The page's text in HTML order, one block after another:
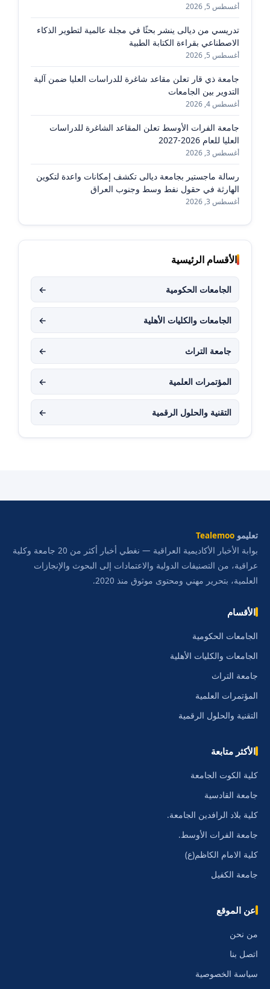
أغسطس 5, 2026
تدريسي من ديالى ينشر بحثًا في مجلة عالمية لتطوير الذكاء
الاصطناعي بقراءة الكتابة الطبية
أغسطس 5, 2026
جامعة ذي قار تعلن مقاعد شاغرة للدراسات العليا ضمن آلية
التدوير بين الجامعات
أغسطس 4, 2026
جامعة الفرات الأوسط تعلن المقاعد الشاغرة للدراسات
العليا للعام 2026-2027
أغسطس 3, 2026
رسالة ماجستير بجامعة ديالى تكشف إمكانات واعدة لتكوين
الهارثة في حقول نفط وسط وجنوب العراق
أغسطس 3, 2026
الأقسام الرئيسية
الجامعات الحكومية ←
الجامعات والكليات الأهلية ←
جامعة التراث ←
المؤتمرات العلمية ←
التقنية والحلول الرقمية ←
تعليمو Tealemoo
بوابة الأخبار الأكاديمية العراقية — نغطي أخبار أكثر من 20 جامعة وكلية
عراقية، من التصنيفات الدولية والاعتمادات إلى البحوث والإنجازات
العلمية، بتحرير مهني ومحتوى موثوق منذ 2020.
الأقسام
الجامعات الحكومية
الجامعات والكليات الأهلية
جامعة التراث
المؤتمرات العلمية
التقنية والحلول الرقمية
الأكثر متابعة
كلية الكوت الجامعة
جامعة القادسية
كلية بلاد الرافدين الجامعة.
جامعة الفرات الأوسط.
كلية الامام الكاظم(ع)
جامعة الكفيل
عن الموقع
من نحن
اتصل بنا
سياسة الخصوصية